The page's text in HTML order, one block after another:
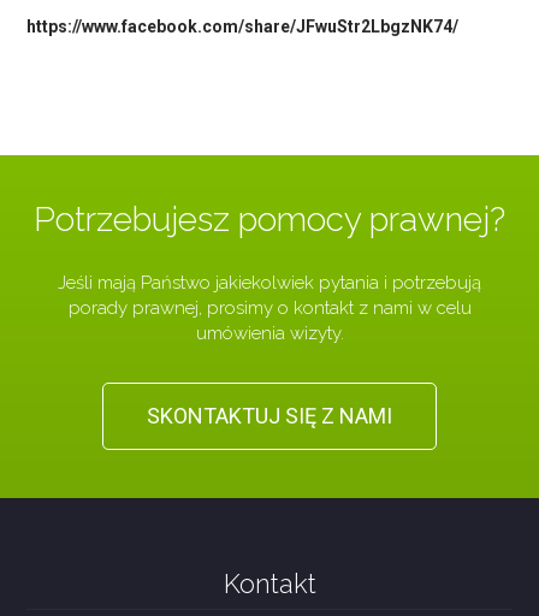
https://www.facebook.com/share/JFwuStr2LbgzNK74/
Potrzebujesz pomocy prawnej?
Jeśli mają Państwo jakiekolwiek pytania i potrzebują
porady prawnej, prosimy o kontakt z nami w celu
umówienia wizyty.
SKONTAKTUJ SIĘ Z NAMI
Kontakt